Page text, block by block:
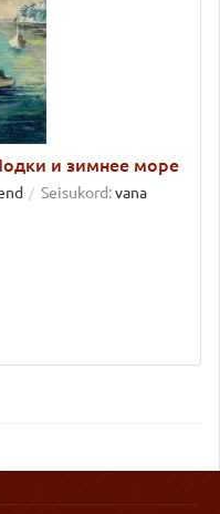
и зимнее море
Seisukord:vana